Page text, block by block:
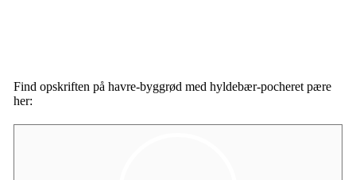
Find opskriften på havre-byggrød med hyldebær-pocheret pære
her: